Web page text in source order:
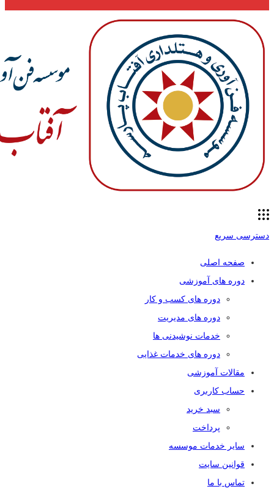
دسترسی سریع
صفحه اصلی
دوره های آموزشی
دوره های کسب و کار
دوره های مدیریت
خدمات نوشیدنی ها
دوره های خدمات غذایی
مقالات آموزشی
حساب کاربری
سبد خرید
پرداخت
سایر خدمات موسسه
قوانین سایت
تماس با ما